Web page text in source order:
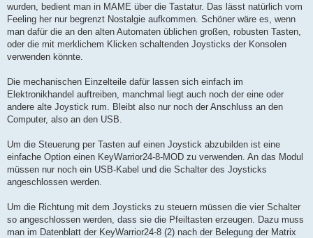
wurden, bedient man in MAME über die Tastatur. Das lässt natürlich vom
Feeling her nur begrenzt Nostalgie aufkommen. Schöner wäre es, wenn
man dafür die an den alten Automaten üblichen großen, robusten Tasten,
oder die mit merklichem Klicken schaltenden Joysticks der Konsolen
verwenden könnte.
Die mechanischen Einzelteile dafür lassen sich einfach im
Elektronikhandel auftreiben, manchmal liegt auch noch der eine oder
andere alte Joystick rum. Bleibt also nur noch der Anschluss an den
Computer, also an den USB.
Um die Steuerung per Tasten auf einen Joystick abzubilden ist eine
einfache Option einen KeyWarrior24-8-MOD zu verwenden. An das Modul
müssen nur noch ein USB-Kabel und die Schalter des Joysticks
angeschlossen werden.
Um die Richtung mit dem Joysticks zu steuern müssen die vier Schalter
so angeschlossen werden, dass sie die Pfeiltasten erzeugen. Dazu muss
man im Datenblatt der KeyWarrior24-8 (2) nach der Belegung der Matrix